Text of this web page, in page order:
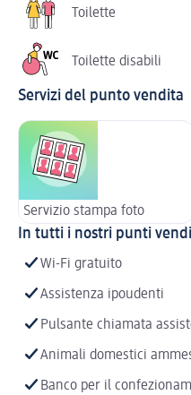
Toilette
Toilette disabili
Servizi del punto vendita
Servizio stampa foto
In tutti i nostri punti
Wi-Fi gratuito
Assistenza ipoudenti
Pulsante chiamata
Animali domestici
Banco per il